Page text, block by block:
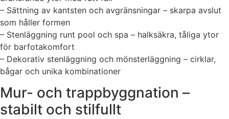
– Sättning av kantsten och avgränsningar – skarpa avslut
som håller formen
– Stenläggning runt pool och spa – halksäkra, tåliga ytor
för barfotakomfort
– Dekorativ stenläggning och mönsterläggning – cirklar,
bågar och unika kombinationer
Mur- och trappbyggnation –
stabilt och stilfullt